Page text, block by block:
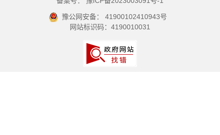
豫公网安备： 41900102410943号
网站标识码：4190010031